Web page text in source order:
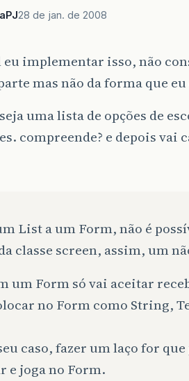
28 de jan. de 2008
implementar isso, não
mas não da forma que eu
uma lista de opções de
compreende? e depois vai
List a um Form, não é
classe screen, assim, um
um Form só vai aceitar
no Form como String,
caso, fazer um laço for
e joga no Form.